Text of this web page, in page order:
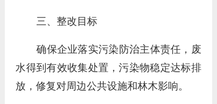
三、整改目标
确保企业落实污染防治主体责任，废
水得到有效收集处置，污染物稳定达标排
放，修复对周边公共设施和林木影响。